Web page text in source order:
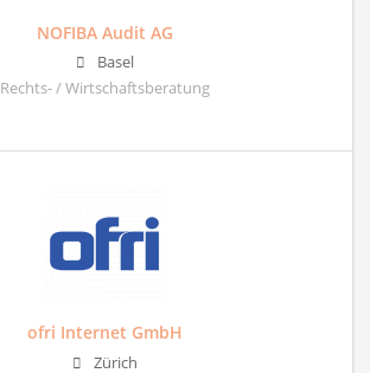
NOFIBA Audit AG
Basel
Rechts- / Wirtschaftsberatung
ofri Internet GmbH
Zürich